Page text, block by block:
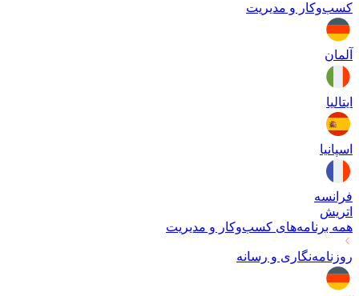
کسب‌وکار و مدیریت
آلمان
ایتالیا
اسپانیا
فرانسه
اتریش
همه برنامه‌های کسب‌وکار و مدیریت
روزنامه‌نگاری و رسانه